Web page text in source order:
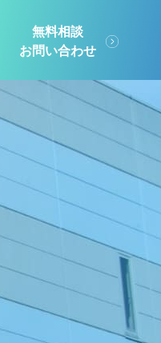
無料相談
お問い合わせ